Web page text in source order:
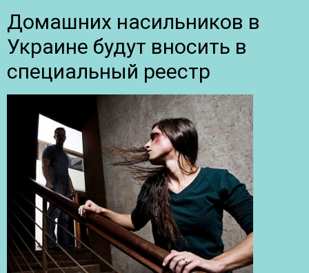
Домашних насильников в
Украине будут вносить в
специальный реестр